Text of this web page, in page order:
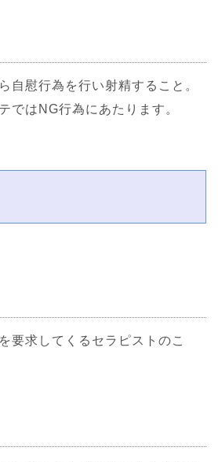
自慰行為を行い射精すること。
ではNG行為にあたります。
要求してくるセラピストのこ